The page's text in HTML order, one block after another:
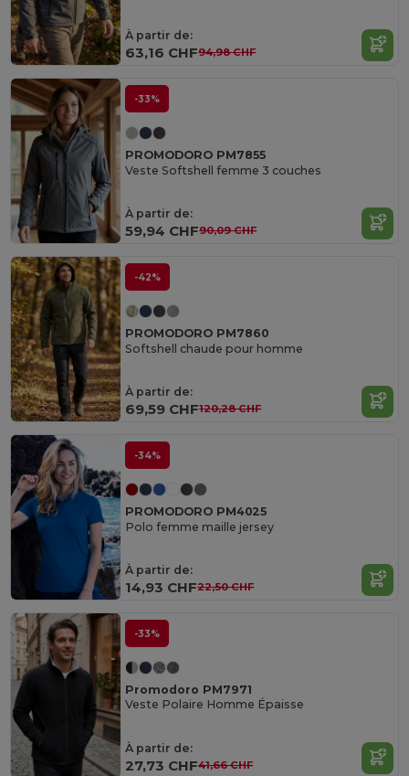
À partir de:
63,16 CHF94,98 CHF
-33%
PROMODORO PM7855
Veste Softshell femme 3 couches
À partir de:
59,94 CHF90,09 CHF
-42%
PROMODORO PM7860
Softshell chaude pour homme
À partir de:
69,59 CHF120,28 CHF
-34%
PROMODORO PM4025
Polo femme maille jersey
À partir de:
14,93 CHF22,50 CHF
-33%
Promodoro PM7971
Veste Polaire Homme Épaisse
À partir de:
27,73 CHF41,66 CHF